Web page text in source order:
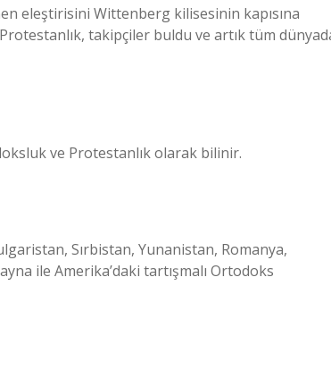
eleştirisini Wittenberg kilisesinin kapısına
takipçiler buldu ve artık tüm
ve Protestanlık olarak bilinir.
Sırbistan, Yunanistan, Romanya,
ile Amerika’daki tartışmalı Ortodoks